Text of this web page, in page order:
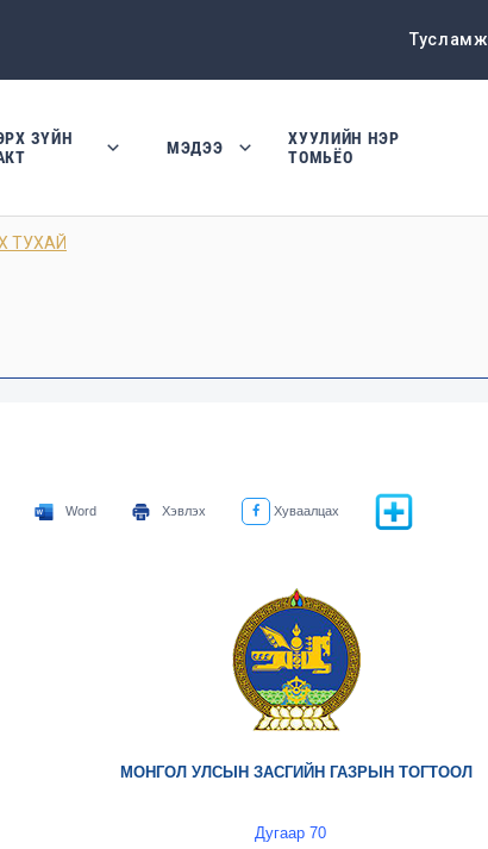
Тусламж
ЗҮЙН
МЭДЭЭ
ХУУЛИЙН НЭР
ТОМЬЁО
ТУХАЙ
Word Хэвлэх Хуваалцах
МОНГОЛ УЛСЫН ЗАСГИЙН ГАЗРЫН ТОГТООЛ
Дугаар 70